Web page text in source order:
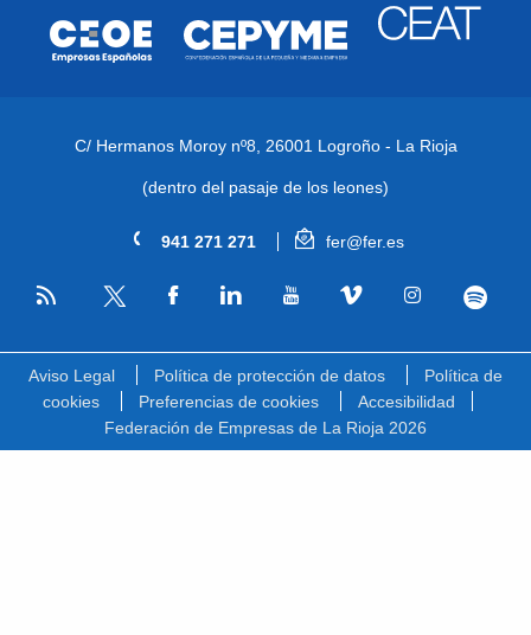
C/ Hermanos Moroy nº8, 26001 Logroño - La Rioja
(dentro del pasaje de los leones)
941 271 271 fer@fer.es
RSS
Aviso Legal Política de protección de datos
Política de
cookies
Preferencias de cookies
Accesibilidad
Federación de Empresas de La Rioja 2026